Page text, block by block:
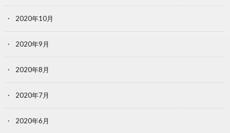
2020年10月
2020年9月
2020年8月
2020年7月
2020年6月